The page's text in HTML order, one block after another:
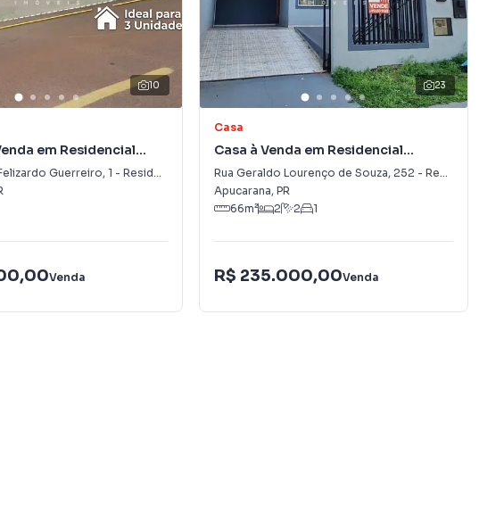
10
em Residencial
Guerreiro, 1 - Residencial Araucária
Venda
23
Casa
Casa à Venda em Residencial
Araucária
Rua Geraldo Lourenço de Souza, 252 - Residencial Araucária
Apucarana, PR
66m² 2 2 1
R$ 235.000,00Venda